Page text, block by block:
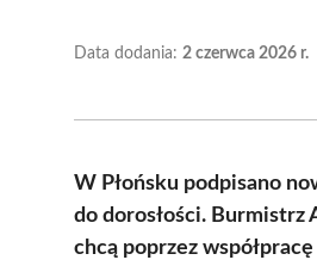
Data dodania: 2 czerwca 2026 r.
W Płońsku podpisano
do dorosłości. Burmistrz
chcą poprzez